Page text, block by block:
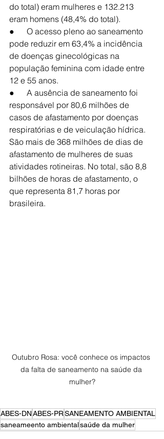
do total) eram mulheres e 132.213
eram homens (48,4% do total).
●      O acesso pleno ao saneamento
pode reduzir em 63,4% a incidência
de doenças ginecológicas na
população feminina com idade entre
12 e 55 anos.
●      A ausência de saneamento foi
responsável por 80,6 milhões de
casos de afastamento por doenças
respiratórias e de veiculação hídrica.
São mais de 368 milhões de dias de
afastamento de mulheres de suas
atividades rotineiras. No total, são 8,8
bilhões de horas de afastamento, o
que representa 81,7 horas por
brasileira.
Outubro Rosa: você conhece os impactos
da falta de saneamento na saúde da
mulher?
ABES-DNABES-PRSANEAMENTO AMBIENTAL
saneameento ambientalsaúde da mulher